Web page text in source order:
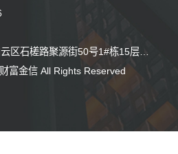
公司地址：广东广州市白云区石槎路聚源街50号1#栋15层1508室
富金信 All Rights Reserved